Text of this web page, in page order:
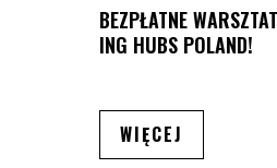
BEZPŁATNE
ING HUBS POLAND!
WIĘCEJ